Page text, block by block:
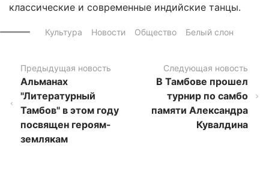
классические и современные индийские танцы.
Культура Новости Общество Белый слон
Предыдущая новость
Альманах
"Литературный
Тамбов" в этом году
посвящен героям-
землякам
Следующая новость
В Тамбове прошел
турнир по самбо
памяти Александра
Кувалдина